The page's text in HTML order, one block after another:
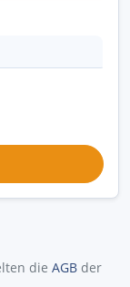
die AGB der